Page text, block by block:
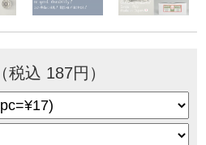
（税込 187円）